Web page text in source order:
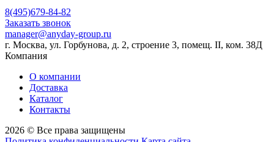
8(495)679-84-82
Заказать звонок
manager@anyday-group.ru
г. Москва, ул. Горбунова, д. 2, строение 3, помещ. II, ком. 38Д
Компания
О компании
Доставка
Каталог
Контакты
2026 © Все права защищены